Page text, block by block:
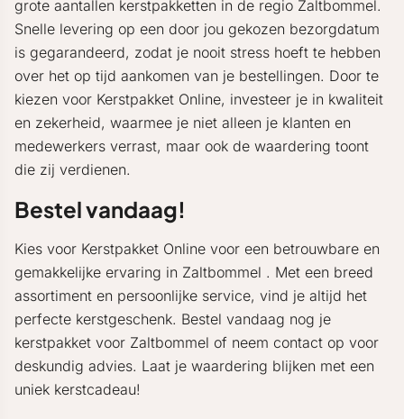
grote aantallen kerstpakketten in de regio Zaltbommel.
Snelle levering op een door jou gekozen bezorgdatum
is gegarandeerd, zodat je nooit stress hoeft te hebben
over het op tijd aankomen van je bestellingen. Door te
kiezen voor Kerstpakket Online, investeer je in kwaliteit
en zekerheid, waarmee je niet alleen je klanten en
medewerkers verrast, maar ook de waardering toont
die zij verdienen.
Bestel vandaag!
Kies voor Kerstpakket Online voor een betrouwbare en
gemakkelijke ervaring in Zaltbommel . Met een breed
assortiment en persoonlijke service, vind je altijd het
perfecte kerstgeschenk. Bestel vandaag nog je
kerstpakket voor Zaltbommel of neem contact op voor
deskundig advies. Laat je waardering blijken met een
uniek kerstcadeau!